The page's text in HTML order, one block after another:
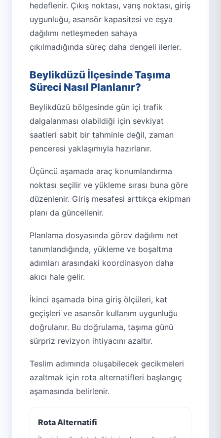
hedeflenir. Çıkış noktası, varış noktası, giriş
uygunluğu, asansör kapasitesi ve eşya
dağılımı netleşmeden sahaya
çıkılmadığında süreç daha dengeli ilerler.
Beylikdüzü İlçesinde Taşıma
Süreci Nasıl Planlanır?
Beylikdüzü bölgesinde gün içi trafik
dalgalanması olabildiği için sevkiyat
saatleri sabit bir tahminle değil, zaman
penceresi yaklaşımıyla hazırlanır.
Üçüncü aşamada araç konumlandırma
noktası seçilir ve yükleme sırası buna göre
düzenlenir. Giriş mesafesi arttıkça ekipman
planı da güncellenir.
Planlama dosyasında görev dağılımı net
tanımlandığında, yükleme ve boşaltma
adımları arasındaki koordinasyon daha
akıcı hale gelir.
İkinci aşamada bina giriş ölçüleri, kat
geçişleri ve asansör kullanım uygunluğu
doğrulanır. Bu doğrulama, taşıma günü
sürpriz revizyon ihtiyacını azaltır.
Teslim adımında oluşabilecek gecikmeleri
azaltmak için rota alternatifleri başlangıç
aşamasında belirlenir.
Rota Alternatifi